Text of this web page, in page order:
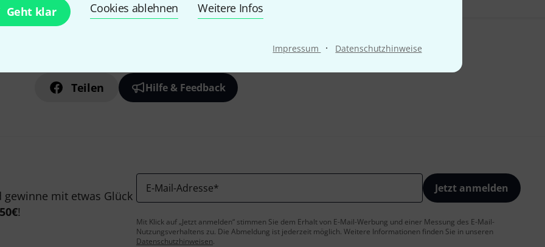
Geht klar Cookies ablehnen Weitere Infos
Impressum · Datenschutzhinweise
Teilen Hilfe & Feedback
mit etwas Glück
50€!
E-Mail-Adresse* Jetzt anmelden
Mit Klick auf „Jetzt anmelden“ stimmen Sie dem Erhalt von E-Mail-Werbung und einer Messung des E-Mail-
Nutzungsverhaltens zu. Die Abmeldung ist jederzeit möglich. Weitere Informationen finden Sie in unseren
Datenschutzhinweisen.